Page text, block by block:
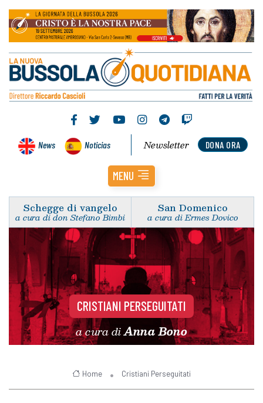
News Noticias DONA ORA
Newsletter
MENU
Schegge di vangelo
a cura di don Stefano Bimbi
San Domenico
a cura di Ermes Dovico
CRISTIANI PERSEGUITATI
a cura diAnna Bono
Home Cristiani Perseguitati